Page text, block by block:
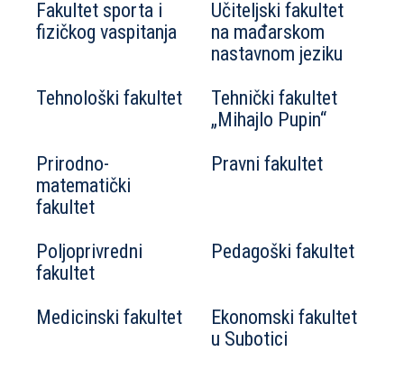
Fakultet sporta i
fizičkog vaspitanja
Učiteljski fakultet
na mađarskom
nastavnom jeziku
Tehnološki fakultet
Tehnički fakultet
„Mihajlo Pupin“
Prirodno-
matematički
fakultet
Pravni fakultet
Poljoprivredni
fakultet
Pedagoški fakultet
Medicinski fakultet
Ekonomski fakultet
u Subotici